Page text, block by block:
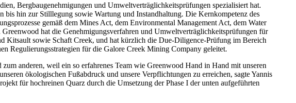
Bergbaugenehmigungen und Umweltverträglichkeitsprüfungen spezialisiert hat.
hin zur Stilllegung sowie Wartung und Instandhaltung. Die Kernkompetenz des
gemäß dem Mines Act, dem Environmental Management Act, dem Water
hat die Genehmigungsverfahren und Umweltverträglichkeitsprüfungen für
Kitsault sowie Schaft Creek, und hat kürzlich die Due-Diligence-Prüfung im Bereich
Regulierungsstrategien für die Galore Creek Mining Company geleitet.
anderen, weil ein so erfahrenes Team wie Greenwood Hand in Hand mit unseren
ökologischen Fußabdruck und unsere Verpflichtungen zu erreichen, sagte Yannis
für hochreinen Quarz durch die Umsetzung der Phase I der unten aufgeführten